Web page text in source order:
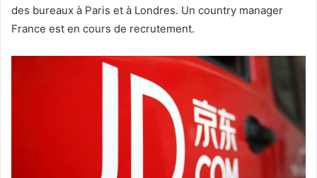
des bureaux à Paris et à Londres. Un country manager
France est en cours de recrutement.